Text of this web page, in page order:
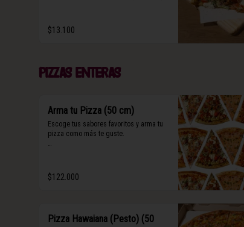
padano y albahaca fresca.
$13.100
Pizzas enteras
Arma tu Pizza (50 cm)
Escoge tus sabores favoritos y arma tu
pizza como más te guste.
frutos secos y maní.
$122.000
Pizza Hawaiana (Pesto) (50